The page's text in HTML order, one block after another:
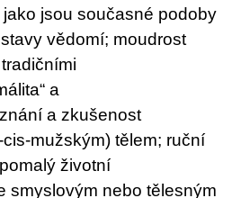
jsou současné podoby
vědomí; moudrost
a
a zkušenost
mužským) tělem; ruční
životní
smyslovým nebo tělesným